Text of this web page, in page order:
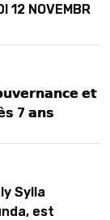
12 NOVEMBRE
𝗲𝘁
7 𝗮𝗻𝘀
Sylla
est